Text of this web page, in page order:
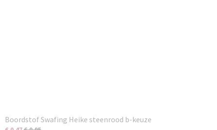
Boordstof Swafing Heike steenrood b-keuze